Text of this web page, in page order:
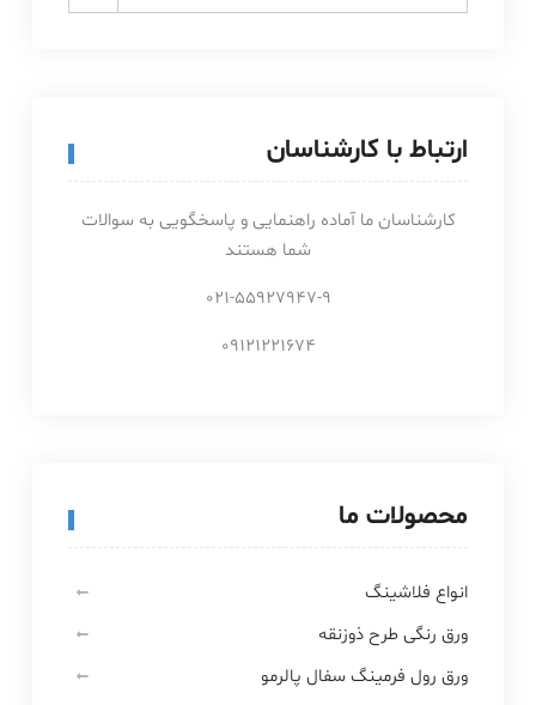
ارتباط با کارشناسان
کارشناسان ما آماده راهنمایی و پاسخگویی به سوالات
شما هستند
021-55927947-9
09121221674
محصولات ما
انواع فلاشینگ
ورق رنگی طرح ذوزنقه
ورق رول فرمینگ سفال پالرمو